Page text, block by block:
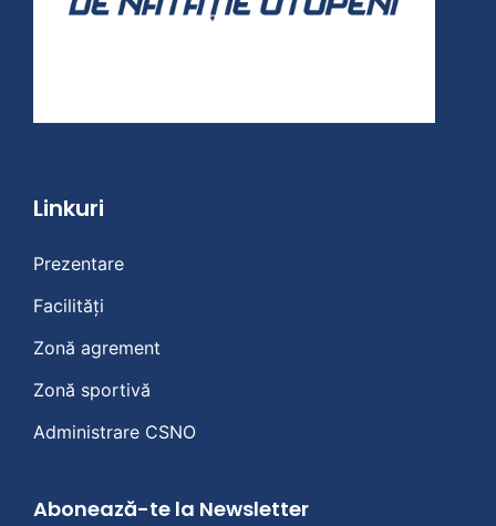
Linkuri
Prezentare
Facilități
Zonă agrement
Zonă sportivă
Administrare CSNO
Abonează-te la Newsletter